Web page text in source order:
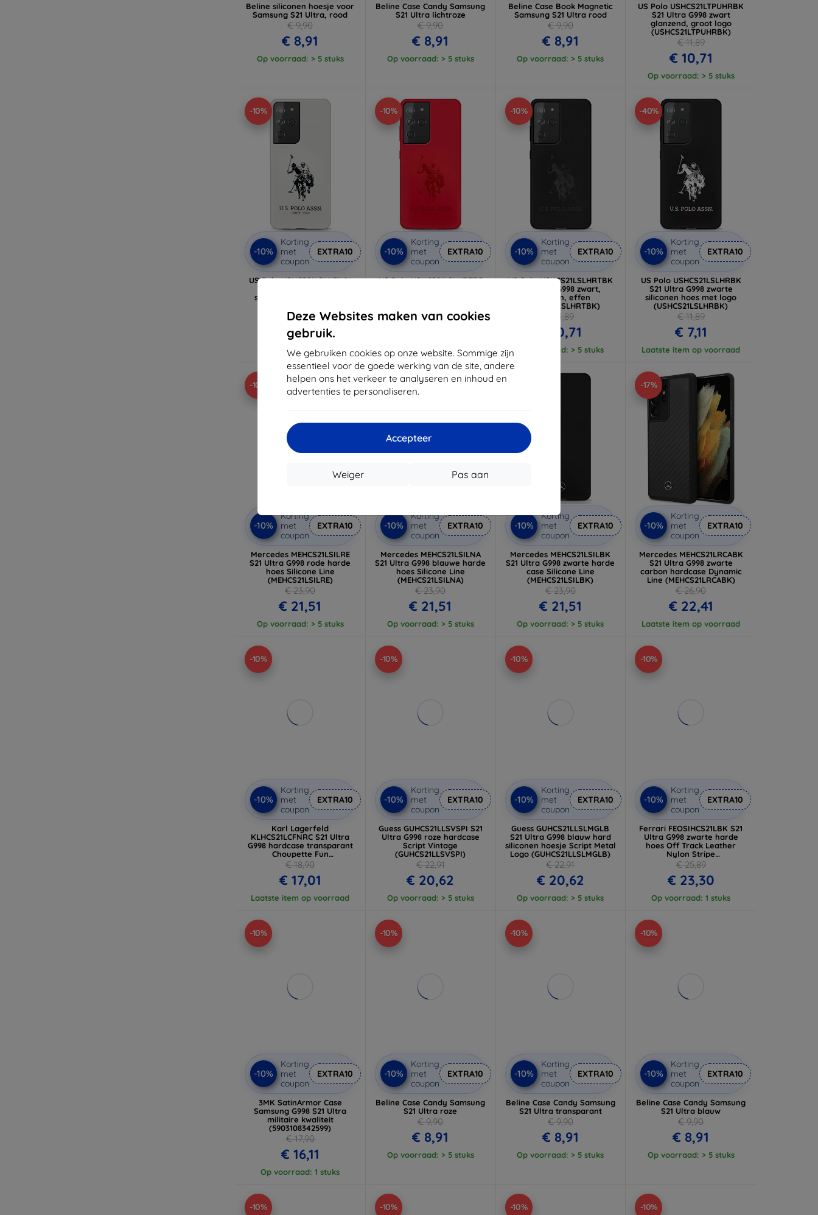
Deze Websites maken van cookies
gebruik.
We gebruiken cookies op onze website. Sommige zijn
essentieel voor de goede werking van de site, andere
helpen ons het verkeer te analyseren en inhoud en
advertenties te personaliseren.
Accepteer
Pas aan
Weiger
Beline siliconen hoesje voor
Samsung S21 Ultra, rood
€ 9,90
€ 8,91
Op voorraad: > 5 stuks
Beline Case Candy Samsung
S21 Ultra lichtroze
€ 9,90
€ 8,91
Op voorraad: > 5 stuks
Beline Case Book Magnetic
Samsung S21 Ultra rood
€ 9,90
€ 8,91
Op voorraad: > 5 stuks
US Polo USHCS21LTPUHRBK
S21 Ultra G998 zwart
glanzend, groot logo
(USHCS21LTPUHRBK)
€ 11,89
€ 10,71
Op voorraad: > 5 stuks
-10%
-10%
Korting
met
coupon
EXTRA10
US Polo USHCS21LSLHRWH
siliconen hoes met logo
€ 11,89
€ 10,71
Op voorraad: > 5 stuks
-10%
-10%
Korting
met
coupon
EXTRA10
US Polo USHCS21LSLHRTRE
€ 11,89
Op voorraad: > 5 stuks
-10%
-10%
Korting
met
coupon
EXTRA10
US Polo USHCS21LSLHRTBK
S21 Ultra G998 zwart,
siliconen, effen
(USHCS21LSLHRTBK)
€ 11,89
€ 10,71
Op voorraad: > 5 stuks
-40%
-10%
Korting
met
coupon
EXTRA10
US Polo USHCS21LSLHRBK
S21 Ultra G998 zwarte
siliconen hoes met logo
(USHCS21LSLHRBK)
€ 11,89
€ 7,11
Laatste item op voorraad
-10%
-10%
Korting
met
coupon
EXTRA10
Mercedes MEHCS21LSILRE
S21 Ultra G998 rode harde
hoes Silicone Line
(MEHCS21LSILRE)
€ 23,90
€ 21,51
Op voorraad: > 5 stuks
-10%
-10%
Korting
met
coupon
EXTRA10
Mercedes MEHCS21LSILNA
S21 Ultra G998 blauwe harde
hoes Silicone Line
(MEHCS21LSILNA)
€ 23,90
€ 21,51
Op voorraad: > 5 stuks
-10%
Korting
met
coupon
EXTRA10
Mercedes MEHCS21LSILBK
S21 Ultra G998 zwarte harde
case Silicone Line
(MEHCS21LSILBK)
€ 23,90
€ 21,51
Op voorraad: > 5 stuks
-17%
-10%
Korting
met
coupon
EXTRA10
Mercedes MEHCS21LRCABK
S21 Ultra G998 zwarte
carbon hardcase Dynamic
Line (MEHCS21LRCABK)
€ 26,90
€ 22,41
Laatste item op voorraad
-10%
-10%
Korting
met
coupon
EXTRA10
Karl Lagerfeld
KLHCS21LCFNRC S21 Ultra
G998 hardcase transparant
Choupette Fun
(KLHCS21LCFNRC)
€ 18,90
€ 17,01
Laatste item op voorraad
-10%
-10%
Korting
met
coupon
EXTRA10
Guess GUHCS21LLSVSPI S21
Ultra G998 roze hardcase
Script Vintage
(GUHCS21LLSVSPI)
€ 22,91
€ 20,62
Op voorraad: > 5 stuks
-10%
-10%
Korting
met
coupon
EXTRA10
Guess GUHCS21LLSLMGLB
S21 Ultra G998 blauw hard
siliconen hoesje Script Metal
Logo (GUHCS21LLSLMGLB)
€ 22,91
€ 20,62
Op voorraad: > 5 stuks
-10%
-10%
Korting
met
coupon
EXTRA10
Ferrari FEOSIHCS21LBK S21
Ultra G998 zwarte harde
hoes Off Track Leather
Nylon Stripe
(FEOSIHCS21LBK)
€ 25,89
€ 23,30
Op voorraad: 1 stuks
-10%
-10%
Korting
met
coupon
EXTRA10
3MK SatinArmor Case
Samsung G998 S21 Ultra
militaire kwaliteit
(5903108342599)
€ 17,90
€ 16,11
Op voorraad: 1 stuks
-10%
-10%
Korting
met
coupon
EXTRA10
Beline Case Candy Samsung
S21 Ultra roze
€ 9,90
€ 8,91
Op voorraad: > 5 stuks
-10%
-10%
Korting
met
coupon
EXTRA10
Beline Case Candy Samsung
S21 Ultra transparant
€ 9,90
€ 8,91
Op voorraad: > 5 stuks
-10%
-10%
Korting
met
coupon
EXTRA10
Beline Case Candy Samsung
S21 Ultra blauw
€ 9,90
€ 8,91
Op voorraad: > 5 stuks
-10% -10% -10% -10%